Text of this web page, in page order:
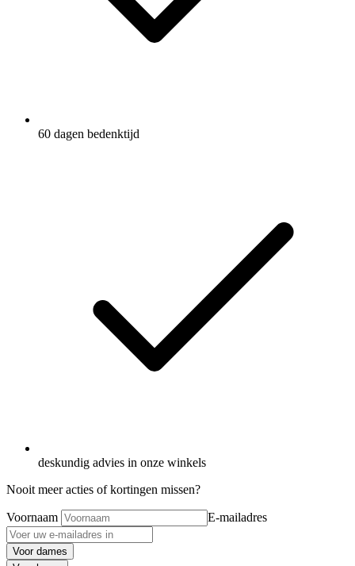
60 dagen bedenktijd
deskundig advies in onze winkels
Nooit meer acties of kortingen missen?
Voornaam E-mailadres
Voor dames